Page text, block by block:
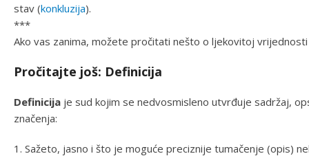
stav (konkluzija).
***
Ako vas zanima, možete pročitati nešto o ljekovitoj
Pročitajte još: Definicija
Definicija je sud kojim se nedvosmisleno utvrđuje sadržaj,
značenja:
1. Sažeto, jasno i što je moguće preciznije tumačenje (opis)